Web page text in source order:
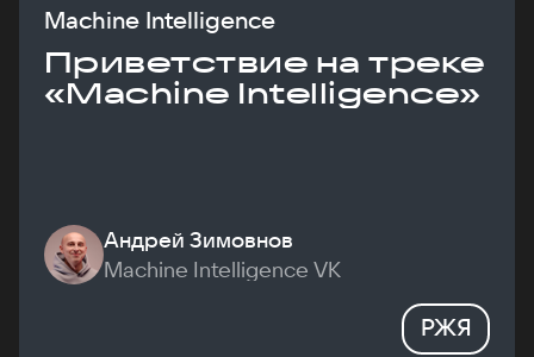
Machine Intelligence
Приветствие на треке
«Machine Intelligence»
Андрей Зимовнов
Machine Intelligence VK
РЖЯ